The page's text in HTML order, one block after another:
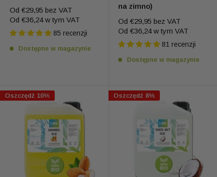
Od €29,95 bez VAT
Od €36,24w tym VAT
85 recenzji
Dostępne w magazynie
na zimno)
Od €29,95 bez VAT
Od €36,24w tym VAT
81 recenzji
Dostępne w magazynie
Oszczędź 10% Oszczędź 8%